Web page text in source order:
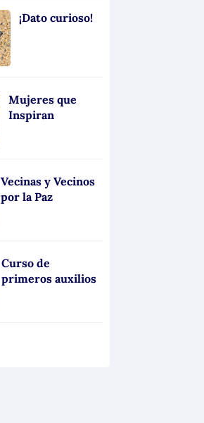
¡Dato curioso!
Mujeres que
Inspiran
Vecinas y Vecinos
por la Paz
Curso de
primeros auxilios